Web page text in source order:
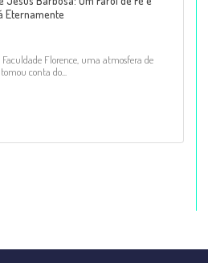
Eternamente
Faculdade Florence, uma atmosfera de
conta do...